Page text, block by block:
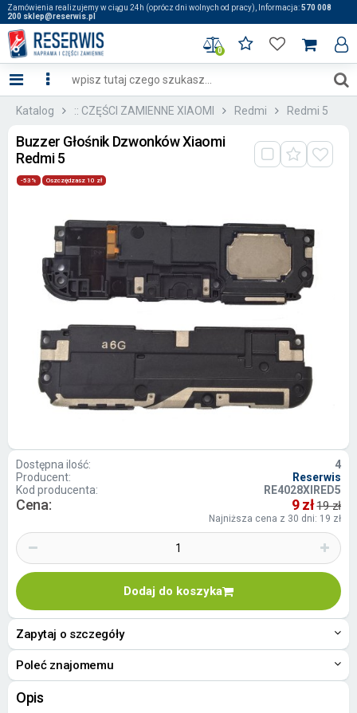
Zamówienia realizujemy w ciągu 24h (oprócz dni wolnych od pracy), Informacja:570 008
200 sklep@reserwis.pl
0
Katalog :: CZĘŚCI ZAMIENNE XIAOMI Redmi Redmi 5
Buzzer Głośnik Dzwonków Xiaomi
Redmi 5
-53% Oszczędzasz 10 zł
Dostępna ilość:
4
Producent:
Reserwis
Kod producenta:
RE4028XIRED5
Cena: 9 zł19 zł
Najniższa cena z 30 dni: 19 zł
Dodaj do koszyka
Zapytaj o szczegóły
Poleć znajomemu
Opis